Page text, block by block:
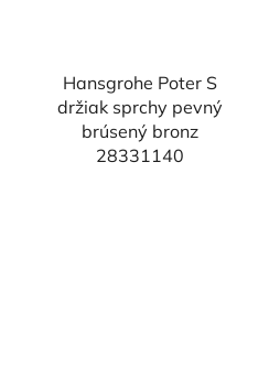
Hansgrohe Poter S
držiak sprchy pevný
brúsený bronz
28331140